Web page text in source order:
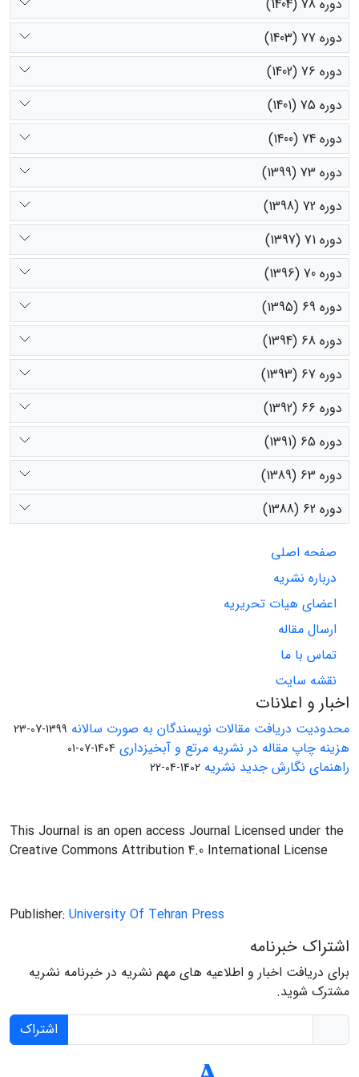
دوره 78 (1404)
دوره 77 (1403)
دوره 76 (1402)
دوره 75 (1401)
دوره 74 (1400)
دوره 73 (1399)
دوره 72 (1398)
دوره 71 (1397)
دوره 70 (1396)
دوره 69 (1395)
دوره 68 (1394)
دوره 67 (1393)
دوره 66 (1392)
دوره 65 (1391)
دوره 63 (1389)
دوره 62 (1388)
صفحه اصلی
درباره نشریه
اعضای هیات تحریریه
ارسال مقاله
تماس با ما
نقشه سایت
اخبار و اعلانات
محدودیت دریافت مقالات نویسندگان به صورت سالانه 1399-07-23
هزینه چاپ مقاله در نشریه مرتع و آبخیزداری 1404-07-01
راهنمای نگارش جدید نشریه 1402-04-22
This Journal is an open access Journal Licensed under the
Creative Commons Attribution 4.0 International License
Publisher: University Of Tehran Press
اشتراک خبرنامه
برای دریافت اخبار و اطلاعیه های مهم نشریه در خبرنامه نشریه
مشترک شوید.
اشتراک